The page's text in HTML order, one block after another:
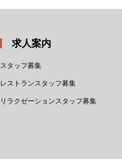
求人案内
スタッフ募集
レストランスタッフ募集
リラクゼーションスタッフ募集